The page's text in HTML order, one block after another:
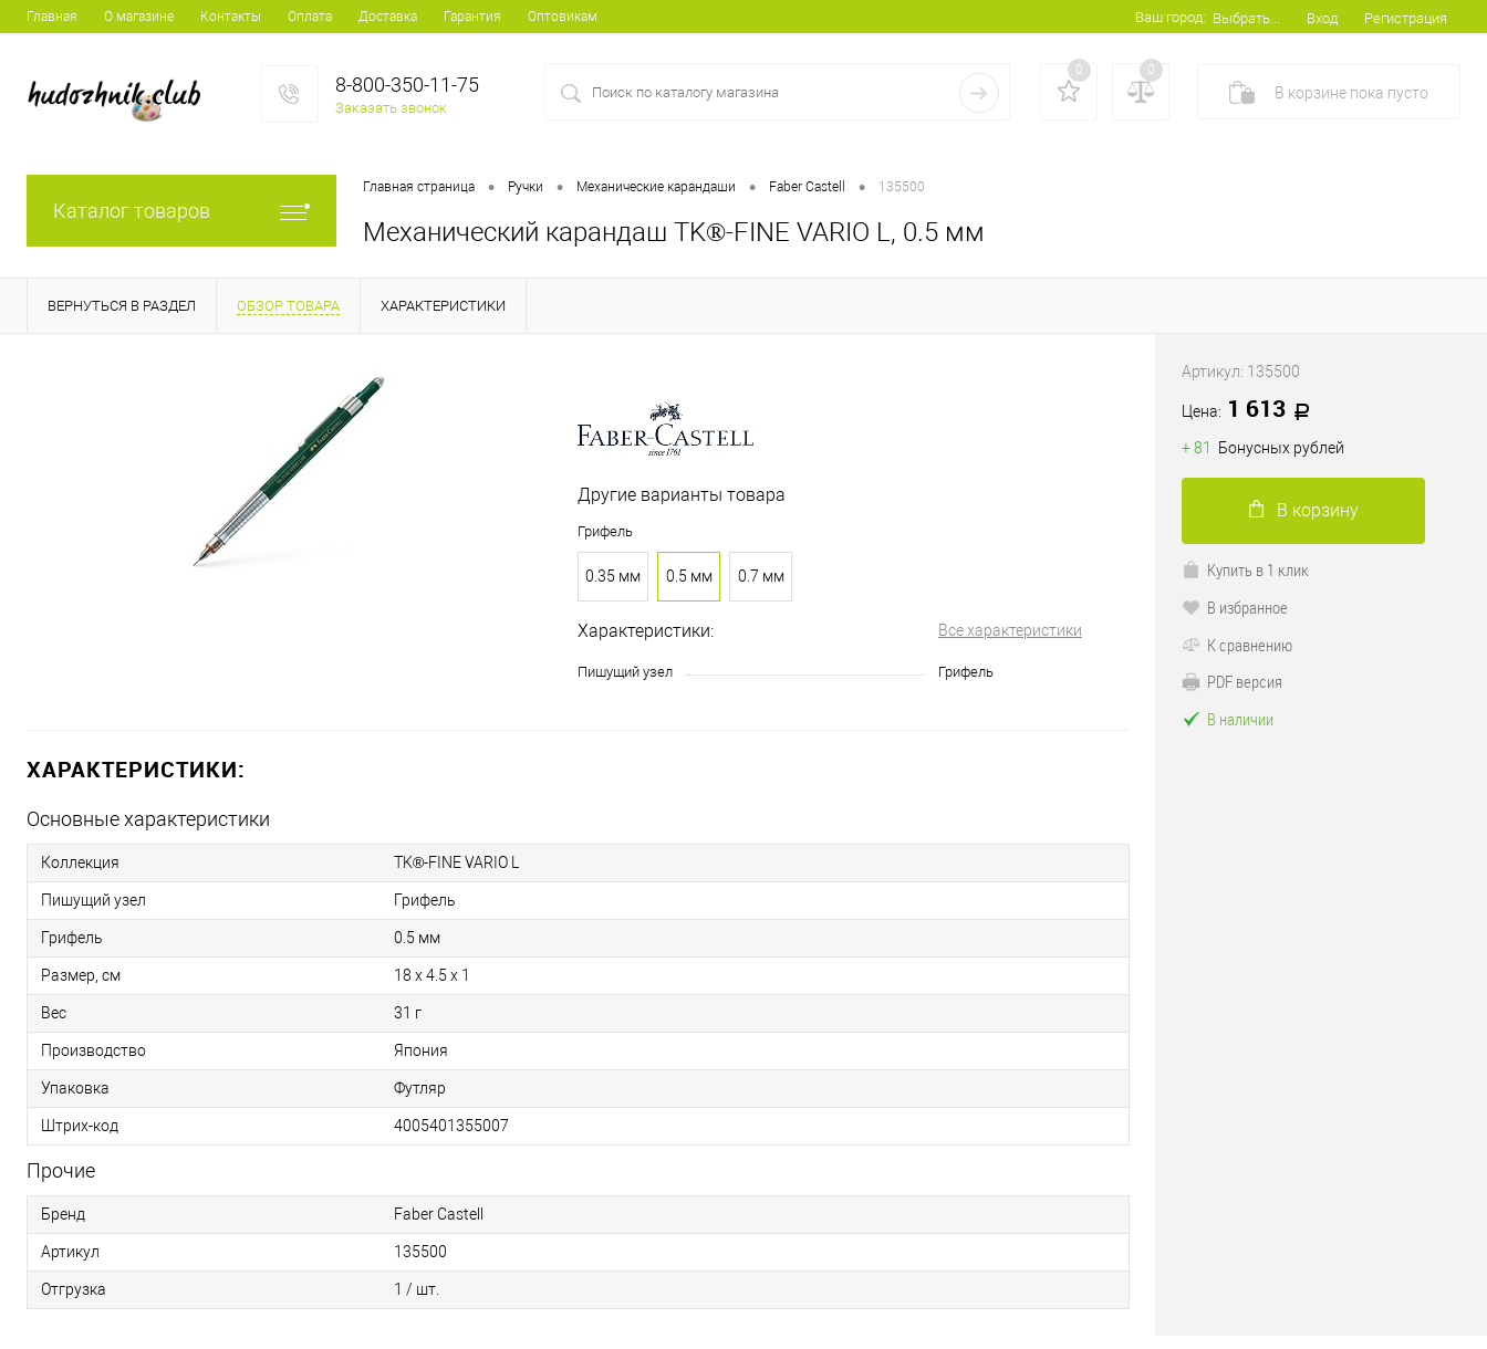
Главная О магазине Контакты Оплата Доставка Гарантия Оптовикам Ваш город: Выбрать... Вход Регистрация
8-800-350-11-75
Заказать звонок
0 0
В корзине пока пусто
Каталог товаров
Главная страница • Ручки • Механические карандаши • Faber Castell • 135500
Механический карандаш TK®-FINE VARIO L, 0.5 мм
ВЕРНУТЬСЯ В РАЗДЕЛ ОБЗОР ТОВАРА ХАРАКТЕРИСТИКИ
Другие варианты товара
Грифель
0.35 мм 0.5 мм 0.7 мм
Характеристики: Все характеристики
Пишущий узел Грифель
ХАРАКТЕРИСТИКИ:
Основные характеристики
Коллекция TK®-FINE VARIO L
Пишущий узел Грифель
Грифель 0.5 мм
Размер, см 18 x 4.5 x 1
Вес 31 г
Производство Япония
Упаковка Футляр
Штрих-код 4005401355007
Прочие
Бренд Faber Castell
Артикул 135500
Отгрузка 1 / шт.
Артикул: 135500
Цена: 1 613
+ 81 Бонусных рублей
В корзину
Купить в 1 клик
В избранное
К сравнению
PDF версия
В наличии